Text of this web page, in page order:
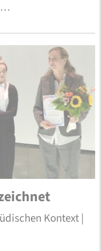
…
Kontext |